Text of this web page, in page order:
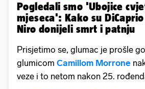
Pogledali smo 'Ubojice
mjeseca': Kako su
Niro donijeli smrt i patnju
Prisjetimo se, glumac je prošle
glumicom Camillom Morrone
veze i to netom nakon 25.